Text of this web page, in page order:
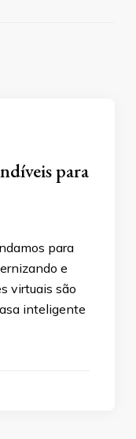
para
para
e
virtuais são
inteligente